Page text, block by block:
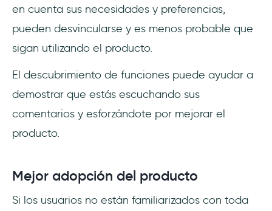
en cuenta sus necesidades y preferencias,
pueden desvincularse y es menos probable que
sigan utilizando el producto.
El descubrimiento de funciones puede ayudar a
demostrar que estás escuchando sus
comentarios y esforzándote por mejorar el
producto.
Mejor adopción del producto
Si los usuarios no están familiarizados con toda